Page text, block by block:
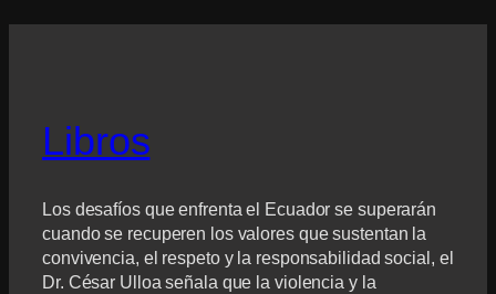
Libros
Los desafíos que enfrenta el Ecuador se superarán
cuando se recuperen los valores que sustentan la
convivencia, el respeto y la responsabilidad social, el
Dr. César Ulloa señala que la violencia y la